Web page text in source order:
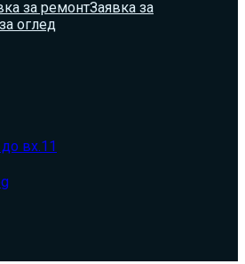
за ремонтЗаявка за
оглед
вх.11